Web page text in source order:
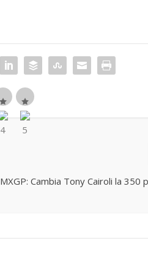
MXGP: Cambia Tony Cairoli la 350